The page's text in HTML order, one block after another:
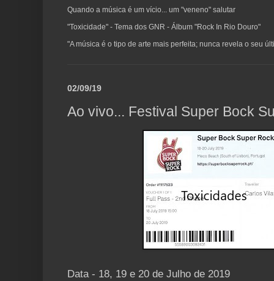
Quando a música é um vício... um "veneno" salutar
"Toxicidade" - Tema dos GNR - Álbum "Rock In Rio Douro"
"A música é o tipo de arte mais perfeita; nunca revela o seu
02/09/19
Ao vivo... Festival Super Bock
Data - 18, 19 e 20 de Julho de 2019